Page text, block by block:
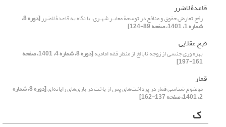
قاعدۀ لاضرر
رفعِ تعارض حقوق و منافع در توسعۀ معابـر شهـری، با نگاه به قاعدۀ لاضرر [دوره 8،
شماره 1، 1401، صفحه 89-124]
قبح عقلایی
بهره وری جنسی از زوجه نابالغ از منظر فقه امامیه [دوره 8، شماره 4، 1401، صفحه
161-197]
قمار
موضوع شناسی قمار در پرداخت‌های پس از باخت در بازی‌های رایانه‌ای [دوره 8، شماره
2، 1401، صفحه 137-162]
ک